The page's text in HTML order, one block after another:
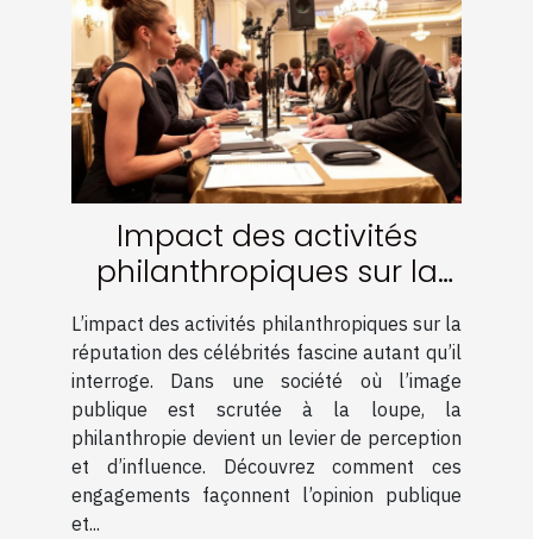
Impact des activités
philanthropiques sur la
réputation des célébrités
L’impact des activités philanthropiques sur la
réputation des célébrités fascine autant qu’il
interroge. Dans une société où l’image
publique est scrutée à la loupe, la
philanthropie devient un levier de perception
et d’influence. Découvrez comment ces
engagements façonnent l’opinion publique
et...